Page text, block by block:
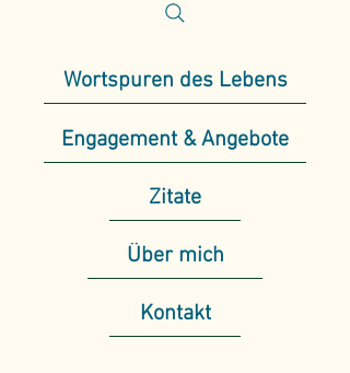
Wortspuren des Lebens
Engagement & Angebote
Zitate
Über mich
Kontakt